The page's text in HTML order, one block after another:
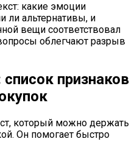
какие эмоции
ли альтернативы, и
вещи соответствовал
облегчают разрыв
признаков
который можно держать
Он помогает быстро